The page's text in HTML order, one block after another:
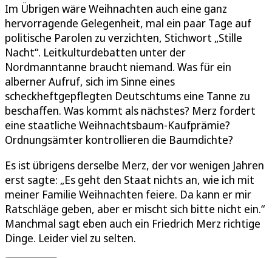
Im Übrigen wäre Weihnachten auch eine ganz
hervorragende Gelegenheit, mal ein paar Tage auf
politische Parolen zu verzichten, Stichwort „Stille
Nacht“. Leitkulturdebatten unter der
Nordmanntanne braucht niemand. Was für ein
alberner Aufruf, sich im Sinne eines
scheckheftgepflegten Deutschtums eine Tanne zu
beschaffen. Was kommt als nächstes? Merz fordert
eine staatliche Weihnachtsbaum-Kaufprämie?
Ordnungsämter kontrollieren die Baumdichte?
Es ist übrigens derselbe Merz, der vor wenigen Jahren
erst sagte: „Es geht den Staat nichts an, wie ich mit
meiner Familie Weihnachten feiere. Da kann er mir
Ratschläge geben, aber er mischt sich bitte nicht ein.“
Manchmal sagt eben auch ein Friedrich Merz richtige
Dinge. Leider viel zu selten.